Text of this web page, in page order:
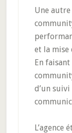
Une
et la mise
En faisant
d’un
L’agence